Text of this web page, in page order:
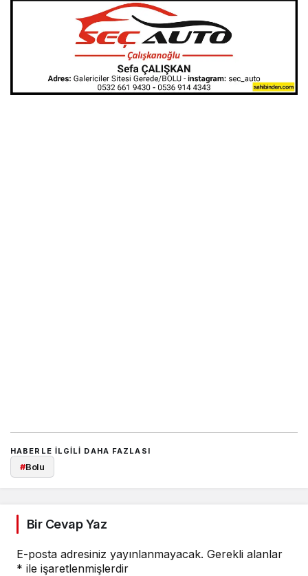
HABERLE ILGILI DAHA FAZLASI
#Bolu
Bir Cevap Yaz
E-posta adresiniz yayınlanmayacak. Gerekli alanlar
* ile işaretlenmişlerdir